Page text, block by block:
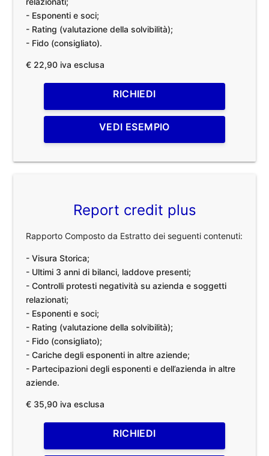
- Esponenti e soci;
- Rating (valutazione della solvibilità);
- Fido (consigliato).
€ 22,90 iva esclusa
RICHIEDI
VEDI ESEMPIO
Report credit plus
Rapporto Composto da Estratto dei seguenti contenuti:
- Visura Storica;
- Ultimi 3 anni di bilanci, laddove presenti;
- Controlli protesti negatività su azienda e soggetti
relazionati;
- Esponenti e soci;
- Rating (valutazione della solvibilità);
- Fido (consigliato);
- Cariche degli esponenti in altre aziende;
- Partecipazioni degli esponenti e dell’azienda in altre
aziende.
€ 35,90 iva esclusa
RICHIEDI